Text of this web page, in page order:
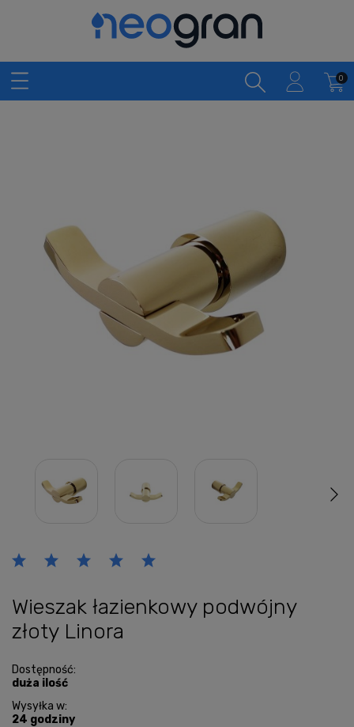
Wieszak łazienkowy podwójny
złoty Linora
Dostępność:
duża ilość
Wysyłka w:
24 godziny